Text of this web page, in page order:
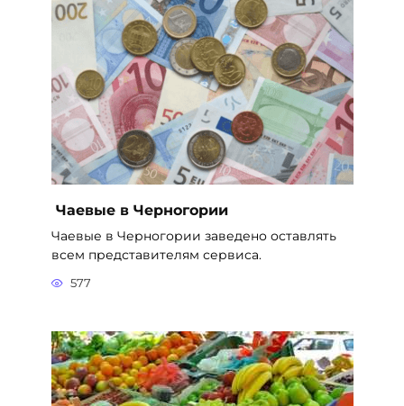
Чаевые в Черногории
Чаевые в Черногории заведено оставлять
всем представителям сервиса.
577